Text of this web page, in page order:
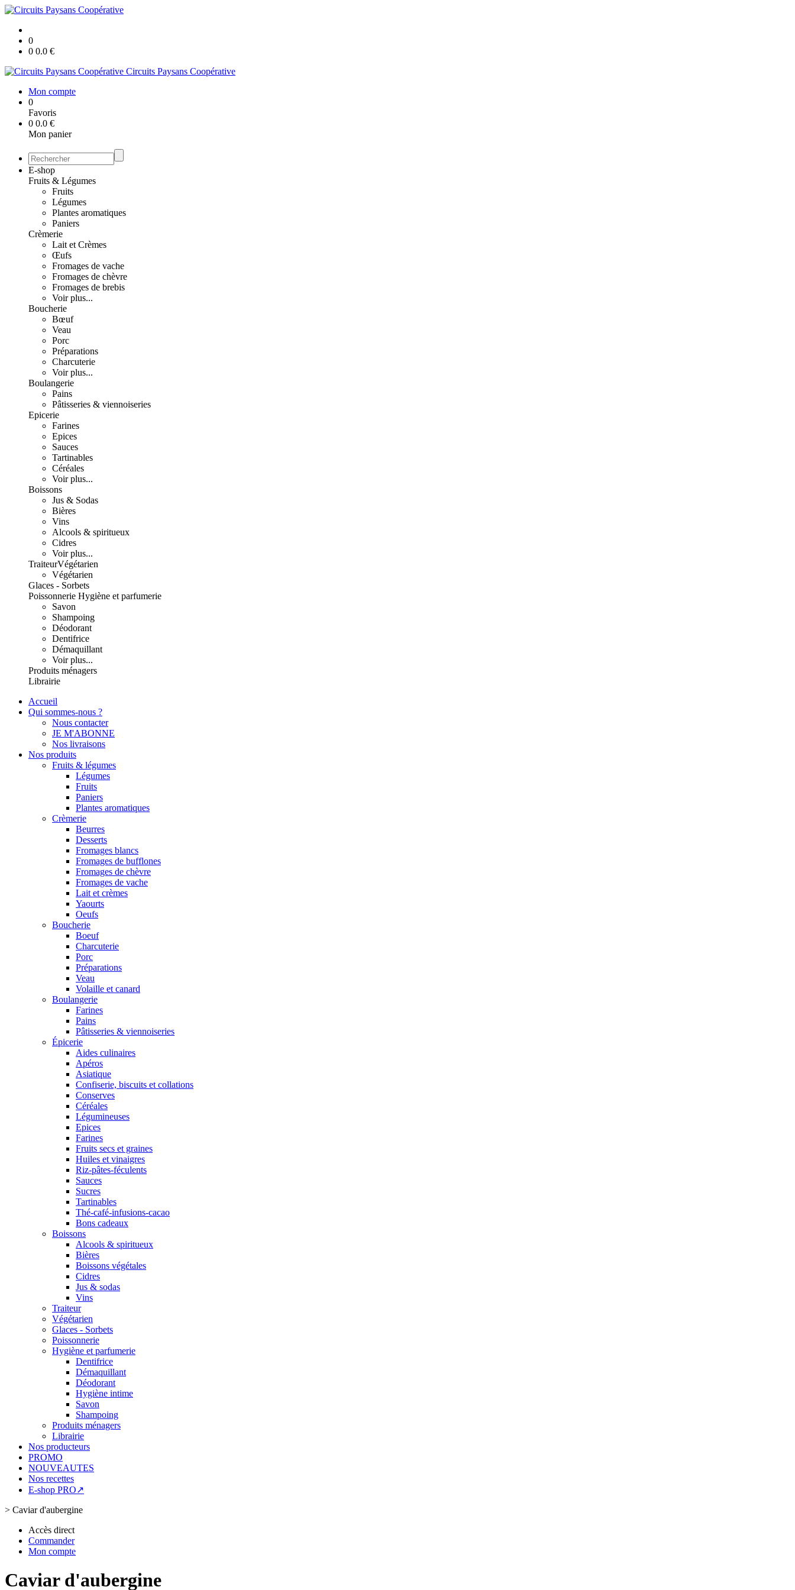
0
0 0.0 €
Circuits Paysans Coopérative
Mon compte
0
Favoris
0 0.0 €
Mon panier
E-shop
Fruits & Légumes
Fruits
Légumes
Plantes aromatiques
Paniers
Crèmerie
Lait et Crèmes
Œufs
Fromages de vache
Fromages de chèvre
Fromages de brebis
Voir plus...
Boucherie
Bœuf
Veau
Porc
Préparations
Charcuterie
Voir plus...
Boulangerie
Pains
Pâtisseries & viennoiseries
Epicerie
Farines
Epices
Sauces
Tartinables
Céréales
Voir plus...
Boissons
Jus & Sodas
Bières
Vins
Alcools & spiritueux
Cidres
Voir plus...
TraiteurVégétarien
Végétarien
Glaces - Sorbets
Poissonnerie Hygiène et parfumerie
Savon
Shampoing
Déodorant
Dentifrice
Démaquillant
Voir plus...
Produits ménagers
Librairie
Accueil
Qui sommes-nous ?
Nous contacter
JE M'ABONNE
Nos livraisons
Nos produits
Fruits & légumes
Légumes
Fruits
Paniers
Plantes aromatiques
Crèmerie
Beurres
Desserts
Fromages blancs
Fromages de bufflones
Fromages de chèvre
Fromages de vache
Lait et crèmes
Yaourts
Oeufs
Boucherie
Boeuf
Charcuterie
Porc
Préparations
Veau
Volaille et canard
Boulangerie
Farines
Pains
Pâtisseries & viennoiseries
Épicerie
Aides culinaires
Apéros
Asiatique
Confiserie, biscuits et collations
Conserves
Céréales
Légumineuses
Epices
Farines
Fruits secs et graines
Huiles et vinaigres
Riz-pâtes-féculents
Sauces
Sucres
Tartinables
Thé-café-infusions-cacao
Bons cadeaux
Boissons
Alcools & spiritueux
Bières
Boissons végétales
Cidres
Jus & sodas
Vins
Traiteur
Végétarien
Glaces - Sorbets
Poissonnerie
Hygiène et parfumerie
Dentifrice
Démaquillant
Déodorant
Hygiène intime
Savon
Shampoing
Produits ménagers
Librairie
Nos producteurs
PROMO
NOUVEAUTES
Nos recettes
E-shop PRO↗
> Caviar d'aubergine
Accès direct
Commander
Mon compte
Caviar d'aubergine